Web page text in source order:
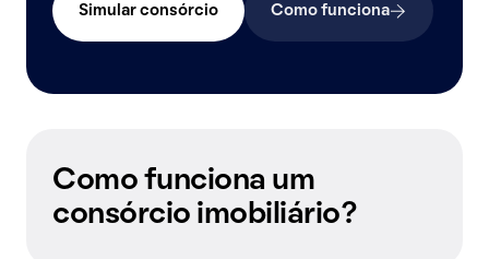
Simular consórcio Como funciona
Como funciona um
consórcio imobiliário?